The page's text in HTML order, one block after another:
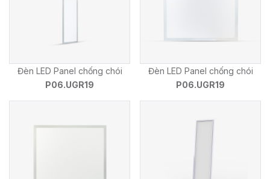
Đèn LED Panel chống chói
P06.UGR19
Đèn LED Panel chống chói
P06.UGR19